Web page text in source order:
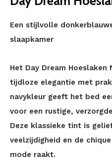
Een stijlvolle
slaapkamer
Het Day Dream
tijdloze elegantie met
navykleur geeft het bed
voor een rustige,
Deze klassieke tint is
veelzijdigheid en de
mode raakt.